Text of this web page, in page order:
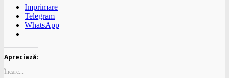
Imprimare
Telegram
WhatsApp
Apreciază:
Încarc...